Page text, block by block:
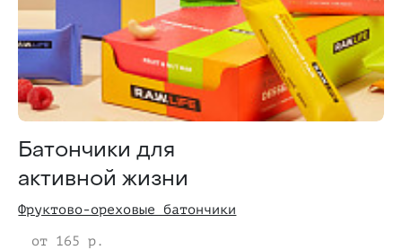
Батончики для
активной жизни
Фруктово-ореховые батончики
от 165 р.